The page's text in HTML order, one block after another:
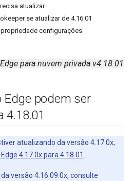
atualizar
se atualizar de 4.16.01
configurações
Edge para nuvem privada v4.18.01
Edge podem ser
4.18.01
atualizando da versão 4.17.0x,
4.17.0x para 4.18.01
versão 4.16.09.0x, consulte